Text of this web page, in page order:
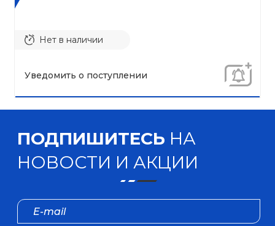
Нет в наличии
Уведомить о поступлении
ПОДПИШИТЕСЬ НА
НОВОСТИ И АКЦИИ